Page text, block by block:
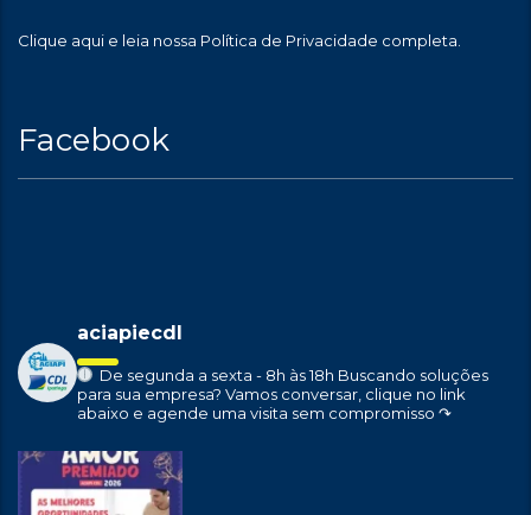
Clique aqui e leia nossa Política de Privacidade completa.
Facebook
aciapiecdl
De segunda a sexta - 8h às 18h Buscando soluções
para sua empresa? Vamos conversar, clique no link
abaixo e agende uma visita sem compromisso ↷